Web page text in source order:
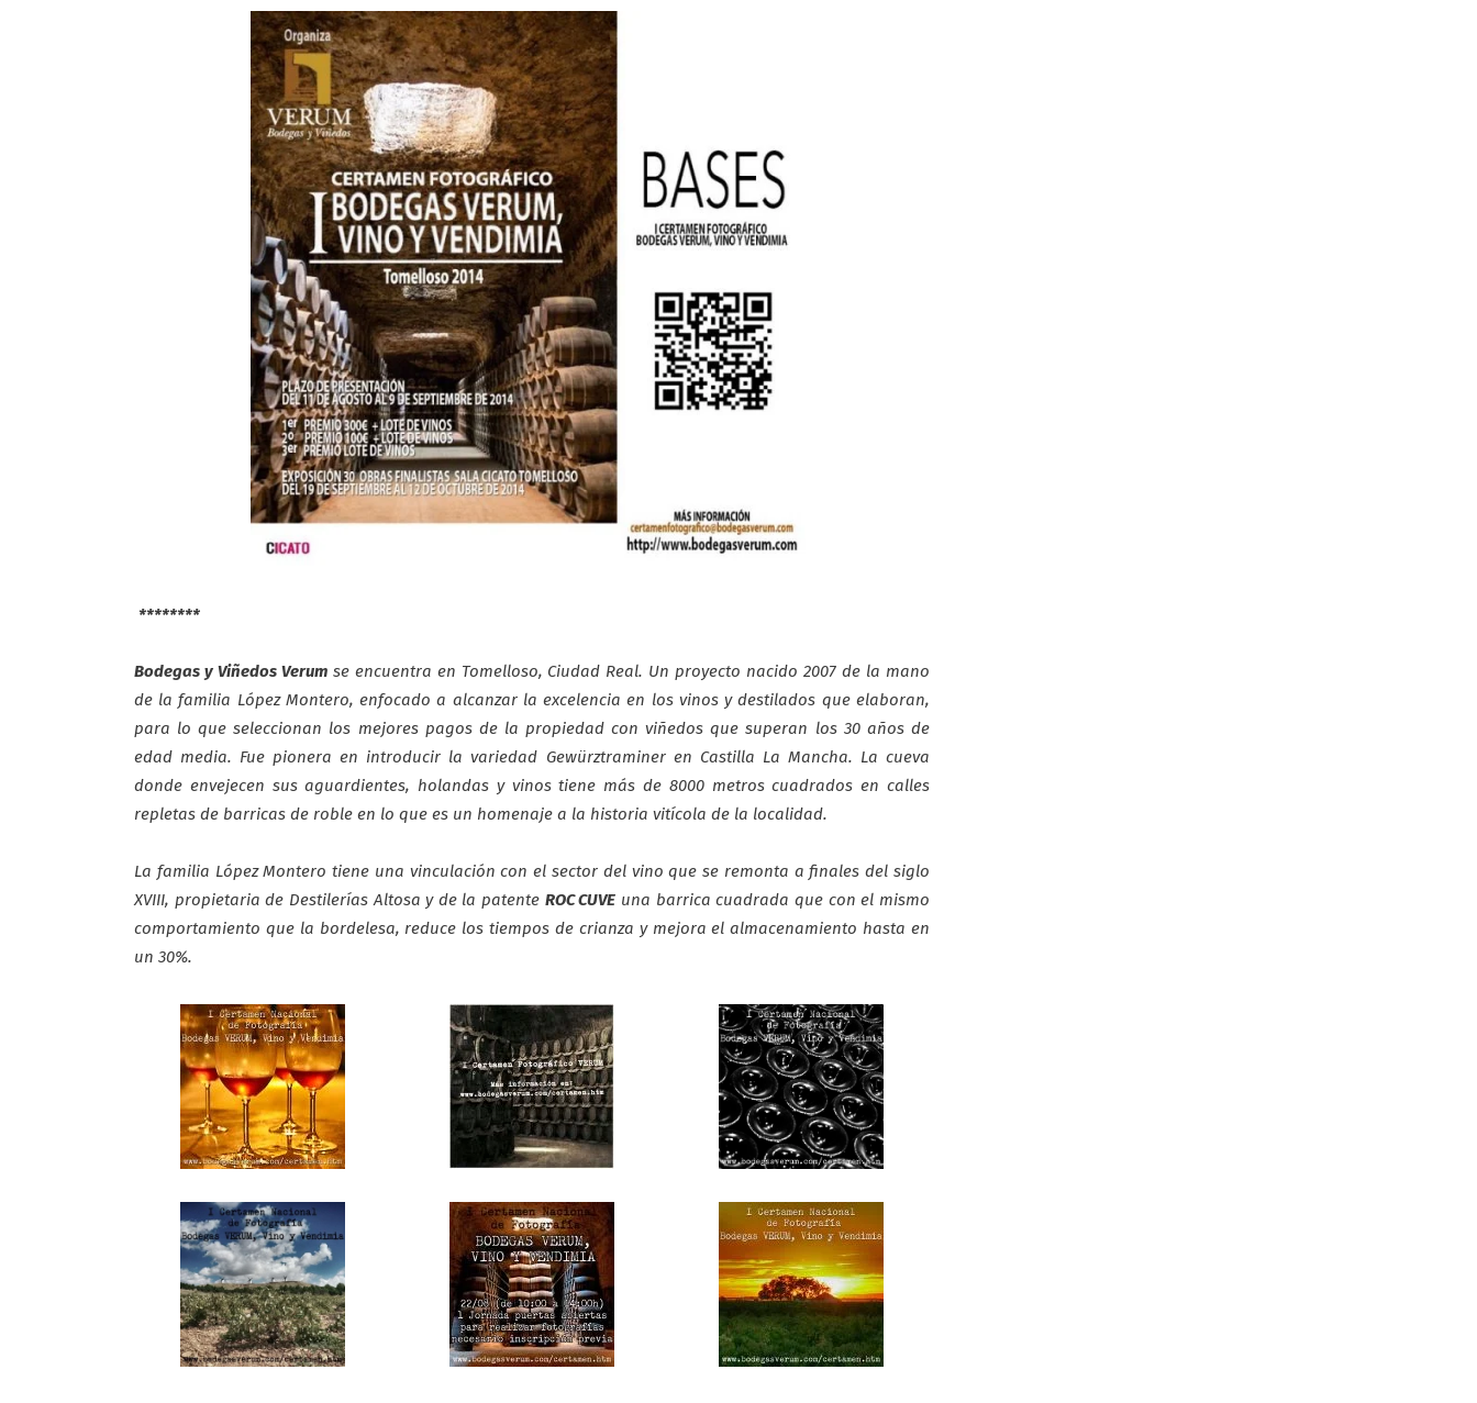
********
Bodegas y Viñedos Verumse encuentra en Tomelloso, Ciudad Real. Un proyecto nacido 2007 de la mano
de la familia López Montero, enfocado a alcanzar la excelencia en los vinos y destilados que elaboran,
para lo que seleccionan los mejores pagos de la propiedad con viñedos que superan los 30 años de
edad media. Fue pionera en introducir la variedad Gewürztraminer en Castilla La Mancha. La cueva
donde envejecen sus aguardientes, holandas y vinos tiene más de 8000 metros cuadrados en calles
repletas de barricas de roble en lo que es un homenaje a la historia vitícola de la localidad.
La familia López Montero tiene una vinculación con el sector del vino que se remonta a finales del siglo
XVIII, propietaria de Destilerías Altosa y de la patente ROC CUVE una barrica cuadrada que con el mismo
comportamiento que la bordelesa, reduce los tiempos de crianza y mejora el almacenamiento hasta en
un 30%.